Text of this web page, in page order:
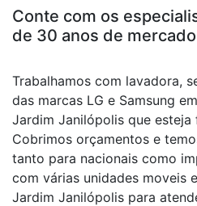
Conte com os
de 30 anos de mercado
Trabalhamos com lavadora,
das marcas LG e Samsung
Jardim Janilópolis que esteja
Cobrimos orçamentos e
tanto para nacionais como
com várias unidades moveis
Jardim Janilópolis para